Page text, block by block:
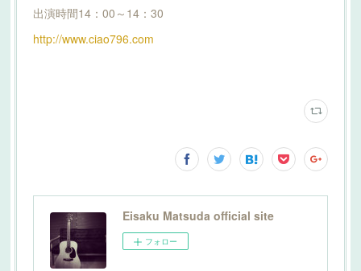
出演時間14：00～14：30
http://www.ciao796.com
Eisaku Matsuda official site
フォロー